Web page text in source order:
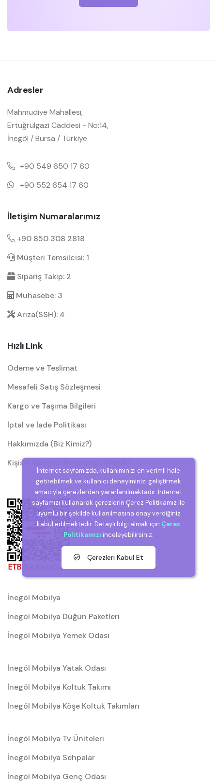
Adresler
Mahmudiye Mahallesi,
Ertuğrulgazi Caddesi - No:14,
İnegöl / Bursa / Türkiye
+90 549 650 17 60
+90 552 654 17 60
İletişim Numaralarımız
+90 850 308 2818
Müşteri Temsilcisi: 1
Sipariş Takip: 2
Muhasebe: 3
Arıza(SSH): 4
Hızlı Link
Ödeme ve Teslimat
Mesafeli Satış Sözleşmesi
Kargo ve Taşıma Bilgileri
İptal ve İade Politikası
Hakkımızda (Biz Kimiz?)
Kişisel Verilerin Korunması (KVKK)
İnegöl Mobilya
İnegöl Mobilya Düğün Paketleri
İnegöl Mobilya Yemek Odası
İnegöl Mobilya Yatak Odası
İnegöl Mobilya Koltuk Takımı
İnegöl Mobilya Köşe Koltuk Takımları
İnegöl Mobilya Tv Üniteleri
İnegöl Mobilya Sehpalar
İnegöl Mobilya Genç Odası
İnternet sayfamızda, kullanımınızı en verimli hale
getirebilmek ve kullanıcı deneyiminizi geliştirmek
amacıyla çerezlerden yararlanılmaktadır. İnternet
sayfamızı kullanarak çerezlerin Çerez Politikamız ile
uyumlu bir şekilde kullanılmasına onay verdiğiniz
kabul edilmektedir. Detaylı bilgi almak için Çerez
Politikamızı inceleyebilirsiniz.
Çerezleri Kabul Et